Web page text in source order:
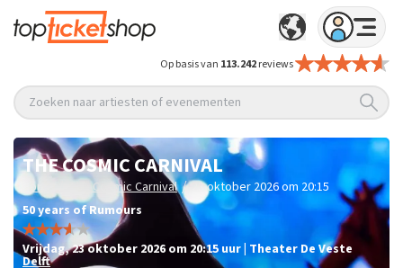
Op basis van 113.242reviews
Zoeken naar artiesten of evenementen
THE COSMIC CARNIVAL
Home The Cosmic Carnival / 23 oktober 2026 om 20:15
50 years of Rumours
vrijdag,23 oktober 2026 om 20:15 uur Theater De Veste
Delft